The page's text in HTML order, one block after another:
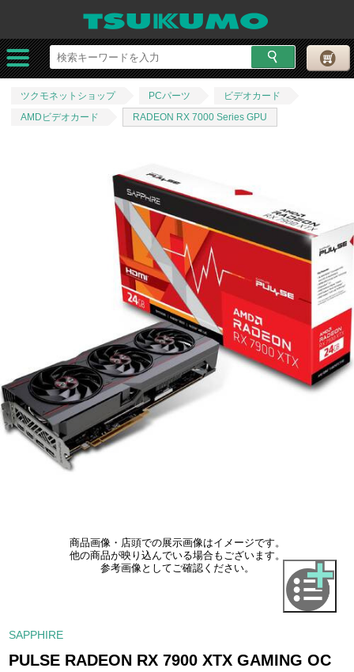
ツクモネットショップ PCパーツ
ビデオカード
AMDビデオカード
RADEON RX 7000 Series GPU
商品画像・店頭での展示画像はイメージです。
他の商品が映り込んでいる場合もございます。
参考画像としてご確認ください。
SAPPHIRE
PULSE RADEON RX 7900 XTX GAMING OC